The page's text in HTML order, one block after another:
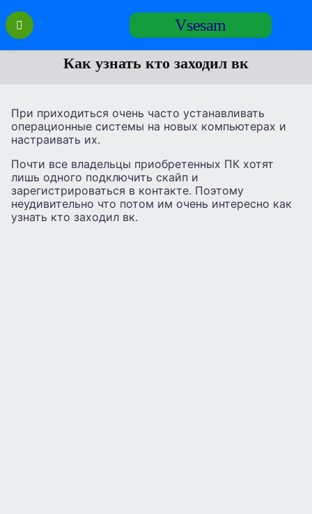
Перейти
содержанию
Vsesam
Как узнать кто заходил вк
При приходиться очень часто устанавливать
операционные системы на новых компьютерах и
настраивать их.
Почти все владельцы приобретенных ПК хотят
лишь одного подключить скайп и
зарегистрироваться в контакте. Поэтому
неудивительно что потом им очень интересно как
узнать кто заходил вк.